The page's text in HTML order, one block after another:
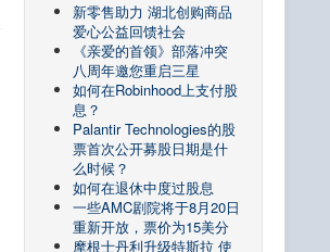
新零售助力 湖北创购商品
爱心公益回馈社会
《亲爱的首领》部落冲突
八周年邀您重启三星
如何在Robinhood上支付股
息？
Palantir Technologies的股
票首次公开募股日期是什
么时候？
如何在退休中度过股息
一些AMC剧院将于8月20日
重新开放，票价为15美分
摩根士丹利升级特斯拉 使